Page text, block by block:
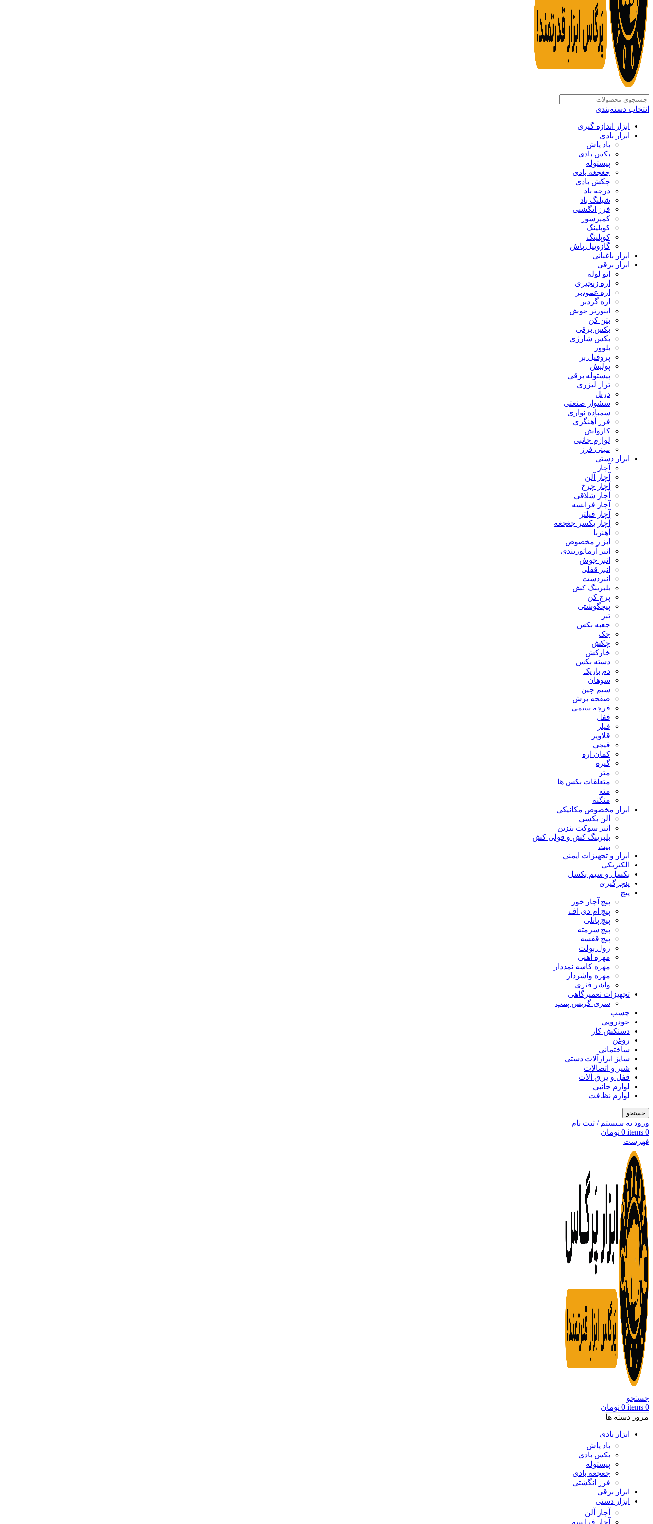
انتخاب دسته‌بندی
ابزار اندازه گیری
ابزار بادی
باد پاش
بکس بادی
پیستوله
جغجغه بادی
چکش بادی
درجه باد
شیلنگ باد
فرز انگشتی
کمپرسور
کوبلینگ
کوپلینگ
گازوییل پاش
ابزار باغبانی
ابزار برقی
اتو لوله
اره زنجیری
اره عمودبر
اره گردبر
اینورتر جوش
بتن کن
بکس برقی
بکس شارژی
بلوور
پروفیل بر
پولیش
پیستوله برقی
تراز لیزری
دریل
سشوار صنعتی
سمباده نواری
فرز آهنگری
کارواش
لوازم جانبی
مینی فرز
ابزار دستی
آچار
آچار آلن
آچار چرخ
آچار شلاقی
آچار فرانسه
آچار فیلتر
آچار یکسر جغجغه
آهنربا
ابزار مخصوص
انبر آرماتوربندی
انبر جوش
انبر قفلی
انبردست
بلبرینگ کش
پرچ کن
پیچگوشتی
تبر
جعبه بکس
جک
چکش
خارکش
دسته بکس
دم باریک
سوهان
سیم چین
صفحه برش
فرچه سیمی
ففل
فیلر
قلاویز
قیچی
کمان اره
گیره
متر
متعلقات بکس ها
مته
منگنه
ابزار مخصوص مکانیکی
آلن بکسی
انبر سوکت بنزین
بلبرینگ کش و فولی کش
بیت
ابزار و تجهیزات ایمنی
الکتریکی
بکسل و سیم بکسل
پنچرگیری
پیچ
پیچ آچار خور
پیچ ام دی اف
پیچ پانلی
پیچ سرمته
پیچ قفسه
رول بولت
مهره آهنی
مهره کاسه نمددار
مهره واشردار
واشر فنری
تجهیزات تعمیرگاهی
سری گریس پمپ
چسب
خودرویی
دستکش کار
روغن
ساختمانی
سایز ابزارآلات دستی
شیر و اتصالات
قفل و یراق آلات
لوازم جانبی
لوازم نظافت
جستجو
ورود به سیستم / ثبت نام
0
items
0 تومان
فهرست
جستجو
0
items
0 تومان
مرور دسته ها
ابزار بادی
باد پاش
بکس بادی
پیستوله
جغجغه بادی
فرز انگشتی
ابزار برقی
ابزار دستی
آچار آلن
آچار فرانسه